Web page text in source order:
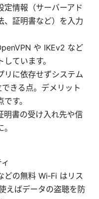
定情報（サーバーアド
、証明書など）を入力
や IKEv2 など
ています。
リに依存せずシステム
きる点。デメリット
す。
明書の受け入れ先や信
どの無料 Wi‑Fi はリス
えばデータの盗聴を防